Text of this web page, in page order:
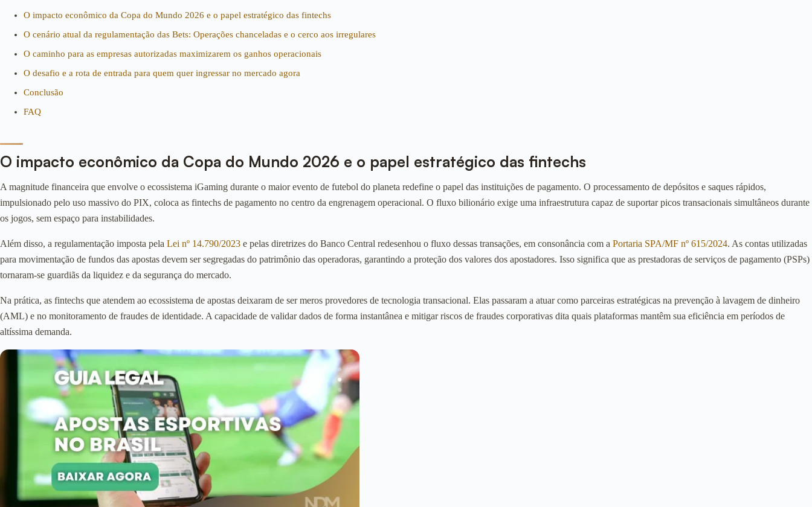
O impacto econômico da Copa do Mundo 2026 e o papel estratégico das fintechs
O cenário atual da regulamentação das Bets: Operações chanceladas e o cerco aos irregulares
O caminho para as empresas autorizadas maximizarem os ganhos operacionais
O desafio e a rota de entrada para quem quer ingressar no mercado agora
Conclusão
FAQ
O impacto econômico da Copa do Mundo 2026 e o papel estratégico das fintechs
A magnitude financeira que envolve o ecossistema iGaming durante o maior evento de futebol do planeta redefine o papel das instituições de pagamento. O processamento de depósitos e saques rápidos,
impulsionado pelo uso massivo do PIX, coloca as fintechs de pagamento no centro da engrenagem operacional. O fluxo bilionário exige uma infraestrutura capaz de suportar picos transacionais simultâneos durante
os jogos, sem espaço para instabilidades.
Além disso, a regulamentação imposta pela Lei nº 14.790/2023 e pelas diretrizes do Banco Central redesenhou o fluxo dessas transações, em consonância com a Portaria SPA/MF nº 615/2024. As contas utilizadas
para movimentação de fundos das apostas devem ser segregadas do patrimônio das operadoras, garantindo a proteção dos valores dos apostadores. Isso significa que as prestadoras de serviços de pagamento (PSPs)
tornaram-se guardiãs da liquidez e da segurança do mercado.
Na prática, as fintechs que atendem ao ecossistema de apostas deixaram de ser meros provedores de tecnologia transacional. Elas passaram a atuar como parceiras estratégicas na prevenção à lavagem de dinheiro
(AML) e no monitoramento de fraudes de identidade. A capacidade de validar dados de forma instantânea e mitigar riscos de fraudes corporativas dita quais plataformas mantêm sua eficiência em períodos de
altíssima demanda.